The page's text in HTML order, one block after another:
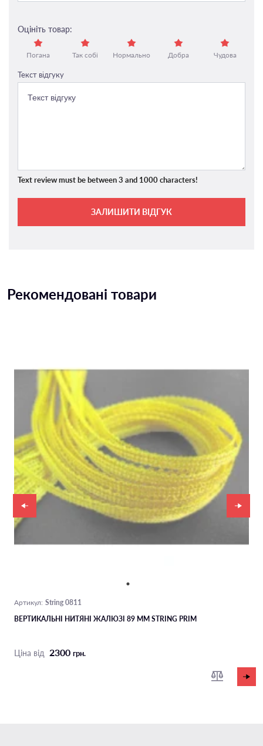
Оцініть товар:
Погана Так собі Нормально Добра Чудова
Текст відгуку
Text review must be between 3 and 1000 characters!
ЗАЛИШИТИ ВІДГУК
Рекомендовані товари
Артикул: String 0811
ВЕРТИКАЛЬНІ НИТЯНІ ЖАЛЮЗІ 89 ММ STRING PRIM
Ціна від 2300 грн.